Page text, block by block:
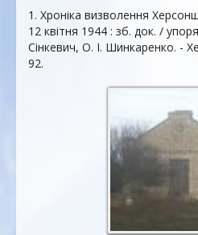
1. Хроніка визволення
12 квітня 1944 : зб. док. /
Сінкевич, О. І. Шинкаренко. -
92.